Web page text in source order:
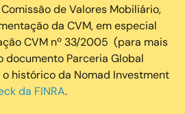
de Valores Mobiliário,
da CVM, em especial
CVM nº 33/2005 (para mais
documento Parceria Global
o histórico da Nomad Investment
da FINRA.